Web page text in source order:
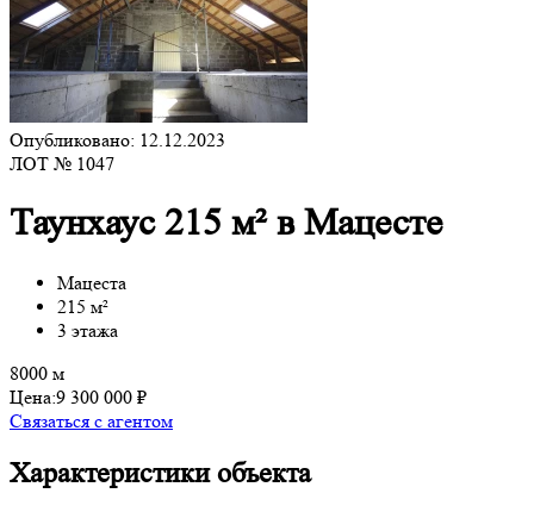
Опубликовано: 12.12.2023
ЛОТ № 1047
Таунхаус 215 м² в Мацесте
Мацеста
215 м²
3 этажа
8000 м
Цена:9 300 000 ₽
Связаться с агентом
Характеристики объекта